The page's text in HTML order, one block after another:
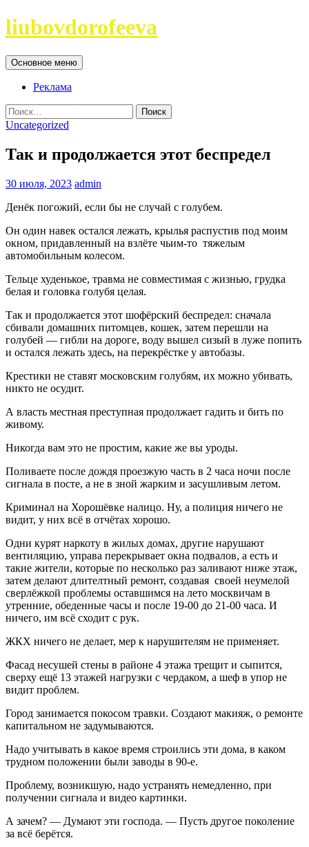
Перейти
к
liubovdorofeeva
Поиск
Основное меню
Реклама
Найти:
Uncategorized
Так и продолжается этот беспредел
30 июля, 2023 admin
Денёк погожий, если бы не случай с голубем.
Он один навек остался лежать, крылья распустив под моим
окном, придавленный на взлёте чьим-то тяжелым
автомобильным колесом.
Тельце худенькое, травма не совместимая с жизнью, грудка
белая и головка голубя целая.
Так и продолжается этот шофёрский беспредел: сначала
сбивали домашних питомцев, кошек, затем перешли на
голубей — гибли на дороге, воду вышел сизый в луже попить
и остался лежать здесь, на перекрёстке у автобазы.
Крестики не ставят московским голубям, их можно убивать,
никто не осудит.
А власть местная преступная продолжает гадить и бить по
живому.
Никогда вам это не простим, какие же вы уроды.
Поливаете после дождя проезжую часть в 2 часа ночи после
сигнала в посте, а не в зной жарким и засушливым летом.
Криминал на Хорошёвке налицо. Ну, а полиция ничего не
видит, у них всё в отчётах хорошо.
Одни курят наркоту в жилых домах, другие нарушают
вентиляцию, управа перекрывает окна подвалов, а есть и
такие жители, которые по несколько раз заливают ниже этаж,
затем делают длителтный ремонт, создавая своей неумелой
сверлёжкой проблемы оставшимся на лето москвичам в
утренние, обеденные часы и после 19-00 до 21-00 часа. И
ничего, им всё сходит с рук.
ЖКХ ничего не делает, мер к нарушителям не применяет.
Фасад несушей стены в районе 4 этажа трещит и сыпится,
сверху ещё 13 этажей нагрузки с чердаком, а шеф в упор не
видит проблем.
Город занимается покосом травки. Создают макияж, о ремонте
капитальном не задумываются.
Надо учитывать в какое время строились эти дома, в каком
трудном положении были заводы в 90-е.
Проблему, возникшую, надо устранять немедленно, при
получении сигнала и видео картинки.
А зачем? — Думают эти господа. — Пусть другое поколение
за всё берётся.